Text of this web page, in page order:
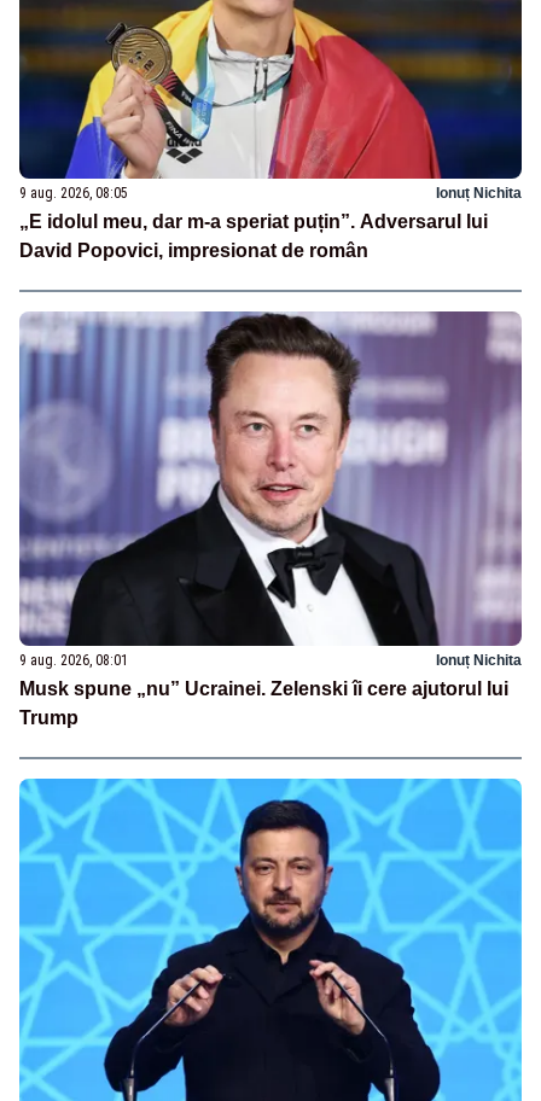
9 aug. 2026, 08:05 Ionuț Nichita
„E idolul meu, dar m-a speriat puțin”. Adversarul lui
David Popovici, impresionat de român
9 aug. 2026, 08:01 Ionuț Nichita
Musk spune „nu” Ucrainei. Zelenski îi cere ajutorul lui
Trump